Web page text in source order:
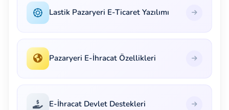
Lastik Pazaryeri E-Ticaret Yazılımı
Pazaryeri E-İhracat Özellikleri
E-İhracat Devlet Destekleri